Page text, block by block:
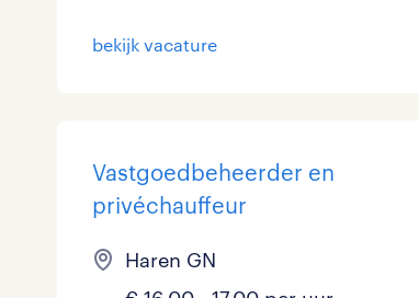
bekijk vacature
Vastgoedbeheerder en
privéchauffeur
Haren GN